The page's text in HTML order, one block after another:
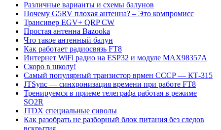
Различные варианты и схемы балунов
Почему G5RV плохая антенна? – Это компромисс
Трансивер EGV+ QRP CW
Простая антенна Bazooka
Что такое антенный балун
Как работает радиосвязь FT8
Интернет WiFi радио на ESP32 и модуле MAX98357A
Скоро в школу!
Самый популярный транзистор врмен СССР — КТ-315
JTSync — синхронизация времени при работе FT8
Тренируемся в приеме телеграфа работая в режиме
SO2R
JTDX специальные сиволы
Как разобрать не разборный блок питания без следов